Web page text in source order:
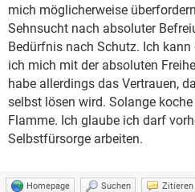
mich möglicherweise
Sehnsucht nach absoluter
Bedürfnis nach Schutz. Ich
ich mich mit der absoluten
habe allerdings das Vertrauen,
selbst lösen wird. Solange
Flamme. Ich glaube ich darf
Selbstfürsorge arbeiten.
Homepage Suchen Zitieren